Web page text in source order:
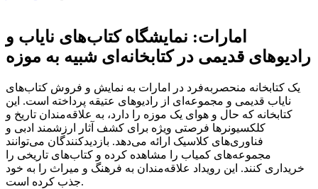
امارات: نمایشگاه کتاب‌های نایاب و
رادیوهای قدیمی در کتابخانه‌ای شبیه به موزه
یک کتابخانه منحصربه‌فرد در امارات به نمایش و فروش کتاب‌های
نایاب قدیمی و مجموعه‌ای از رادیوهای عتیقه پرداخته است. این
کتابخانه که حال و هوای یک موزه را دارد، به علاقه‌مندان تاریخ و
کلکسیونرها فرصتی ویژه برای کشف آثار ارزشمند ادبی و
فناوری‌های کلاسیک ارائه می‌دهد. بازدیدکنندگان می‌توانند
مجموعه‌های کمیاب را مشاهده کرده و کتاب‌های تاریخی را
خریداری کنند. این رویداد علاقه‌مندان به فرهنگ و میراث را به خود
جذب کرده است.